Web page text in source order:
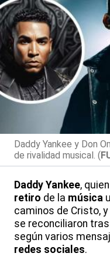
Daddy Yankee y Don
de rivalidad musical. (
Daddy Yankee,
retiro de la música
caminos de Cristo, y
se reconciliaron
según varios
redes sociales.